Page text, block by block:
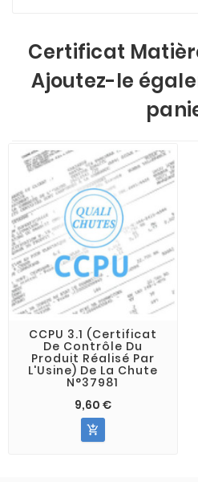
Certificat
Ajoutez-le
CCPU 3.1 (Certificat
De Contrôle Du
Produit Réalisé Par
L'Usine) De La Chute
N°37981
9,60 €
